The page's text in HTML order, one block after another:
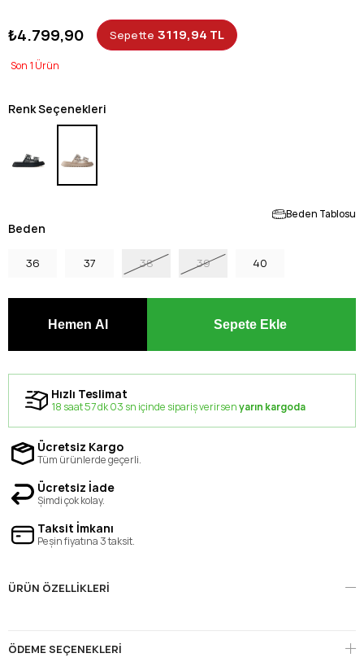
₺4.799,90 Sepette 3119,94 TL
1
Renk Seçenekleri
Beden Tablosu
Beden
36 37 38 39 40
Hızlı Teslimat
18 saat 57 dk 02 sn içinde sipariş verirsenyarın kargoda
Ücretsiz Kargo
Tüm ürünlerde geçerli.
Ücretsiz İade
Şimdi çok kolay.
Taksit İmkanı
Peşin fiyatına 3 taksit.
ÜRÜN ÖZELLIKLERI
ÖDEME SEÇENEKLERI